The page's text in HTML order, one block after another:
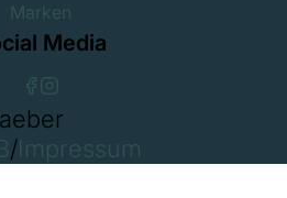
Marken
Media
/Impressum